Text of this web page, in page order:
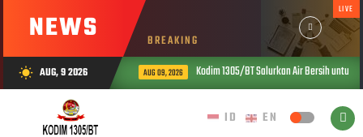
NEWS BREAKING
LIVE
wb_sunny AUG, 9 2026 AUG 09, 2026 Kodim 1305/BT Salurkan Air Bersih untuk